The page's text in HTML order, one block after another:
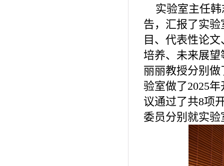
实验室主任
告，汇报了实
目、代表性论
培养、未来展
丽丽教授分别
验室做了2025
议通过了共8项
委员分别就实